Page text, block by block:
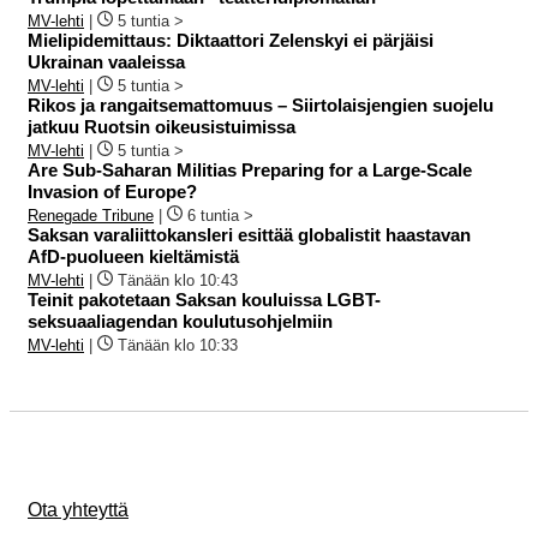
MV-lehti | 5 tuntia >
Mielipidemittaus: Diktaattori Zelenskyi ei pärjäisi
Ukrainan vaaleissa
MV-lehti | 5 tuntia >
Rikos ja rangaitsemattomuus – Siirtolaisjengien suojelu
jatkuu Ruotsin oikeusistuimissa
MV-lehti | 5 tuntia >
Are Sub-Saharan Militias Preparing for a Large-Scale
Invasion of Europe?
Renegade Tribune | 6 tuntia >
Saksan varaliittokansleri esittää globalistit haastavan
AfD-puolueen kieltämistä
MV-lehti | Tänään klo 10:43
Teinit pakotetaan Saksan kouluissa LGBT-
seksuaaliagendan koulutusohjelmiin
MV-lehti | Tänään klo 10:33
Ota yhteyttä